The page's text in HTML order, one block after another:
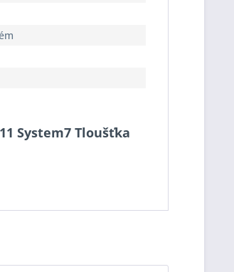
System7 Tloušťka